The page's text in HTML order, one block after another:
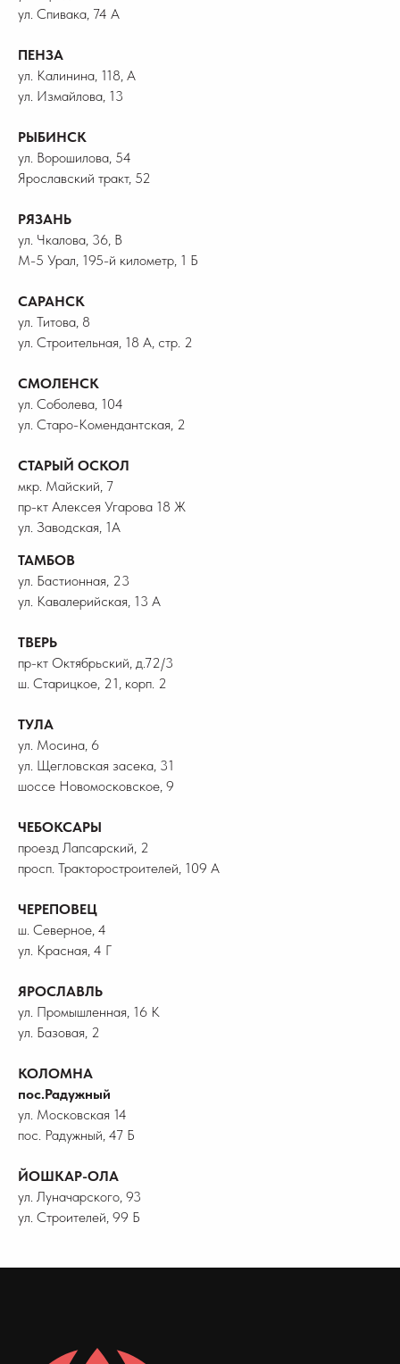
ул. Спивака, 74 А
ПЕНЗА
ул. Калинина, 118, А
ул. Измайлова, 13
РЫБИНСК
ул. Ворошилова, 54
Ярославский тракт, 52
РЯЗАНЬ
ул. Чкалова, 36, В
М-5 Урал, 195-й километр, 1 Б
САРАНСК
ул. Титова, 8
ул. Строительная, 18 А, стр. 2
СМОЛЕНСК
ул. Соболева, 104
ул. Старо-Комендантская, 2
СТАРЫЙ ОСКОЛ
мкр. Майский, 7
пр-кт Алексея Угарова 18 Ж
ул. Заводская, 1А
ТАМБОВ
ул. Бастионная, 23
ул. Кавалерийская, 13 А
ТВЕРЬ
пр-кт Октябрьский, д.72/3
ш. Старицкое, 21, корп. 2
ТУЛА
ул. Мосина, 6
ул. Щегловская засека, 31
шоссе Новомосковское, 9
ЧЕБОКСАРЫ
проезд Лапсарский, 2
просп. Тракторостроителей, 109 А
ЧЕРЕПОВЕЦ
ш. Северное, 4
ул. Красная, 4 Г
ЯРОСЛАВЛЬ
ул. Промышленная, 16 К
ул. Базовая, 2
КОЛОМНА
пос.Радужный
ул. Московская 14
пос. Радужный, 47 Б
ЙОШКАР-ОЛА
ул. Луначарского, 93
ул. Строителей, 99 Б